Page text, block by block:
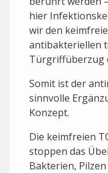
hier
wir den
antibakteriellen
Türgriffüberzug
Somit ist der
sinnvolle
Konzept.
Die keimfreien
stoppen das
Bakterien,